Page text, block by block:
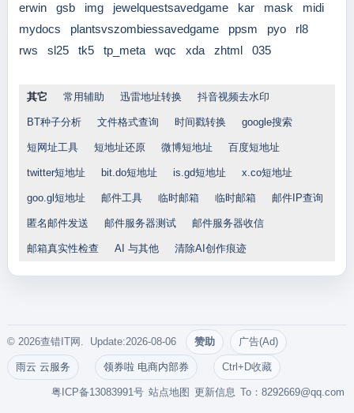
erwin gsb img jewelquestsavedgame kar mask
midi
mydocs
plantsvszombiessavedgame ppsm pyo
rl8
rws
sl25 tk5 tp_meta wqc xda zhtml 035
其它 常用辅助 迅雷地址转换 抖音视频去水印
BT种子分析 文件格式查询 时间戳转换 google搜索
短网址工具 短地址还原 微博短地址 百度短地址
twitter短地址 bit.do短地址 is.gd短地址 x.co短地址
goo.gl短地址 邮件工具 临时邮箱 临时邮箱 邮件IP查询
匿名邮件发送 邮件服务器测试 邮件服务器收信
邮箱真实性检查 AI 与其他 清除AI创作痕迹
© 2026查错IT网. Update:2026-08-06 赞助 广告(Ad)
雨云 云服务 领券啦 电商内部券 Ctrl+D收藏
To：8292669@qq.com
更新信息
站点地图
粤ICP备13083991号